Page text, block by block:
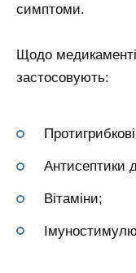
симптоми.
Щодо
застосовують:
Антисептики
Вітаміни;